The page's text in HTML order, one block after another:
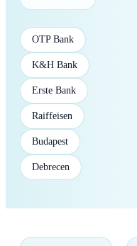
OTP Bank
K&H Bank
Erste Bank
Raiffeisen
Budapest
Debrecen